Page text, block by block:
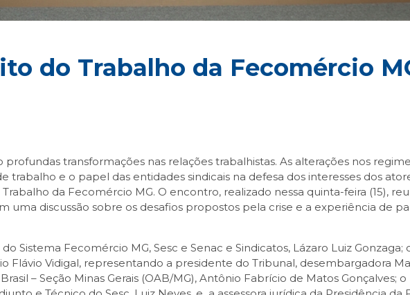
do Trabalho da Fecomércio
transformações nas relações trabalhistas. As alterações nos
trabalho e o papel das entidades sindicais na defesa dos interesses dos
da Fecomércio MG. O encontro, realizado nessa quinta-feira (15),
uma discussão sobre os desafios propostos pela crise e a experiência de
Sistema Fecomércio MG, Sesc e Senac e Sindicatos, Lázaro Luiz
Flávio Vidigal, representando a presidente do Tribunal, desembargadora
– Seção Minas Gerais (OAB/MG), Antônio Fabrício de Matos Gonçalves;